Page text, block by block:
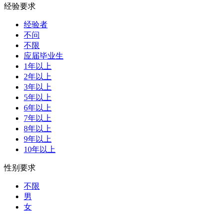
经验要求
经验者
不问
不限
应届毕业生
1年以上
2年以上
3年以上
5年以上
6年以上
7年以上
8年以上
9年以上
10年以上
性别要求
不限
男
女